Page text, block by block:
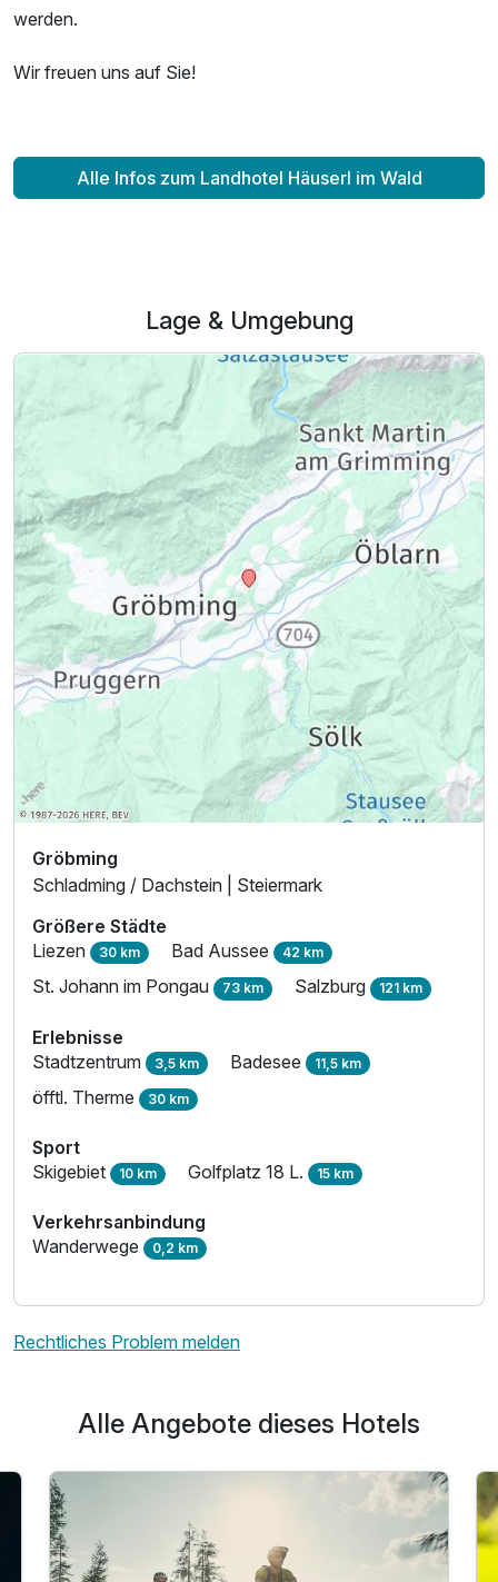
werden.
Wir freuen uns auf Sie!
Alle Infos zum Landhotel Häuserl im Wald
Lage & Umgebung
Gröbming
Schladming / Dachstein | Steiermark
Größere Städte
Liezen 30 km Bad Aussee 42 km
St. Johann im Pongau 73 km Salzburg 121 km
Erlebnisse
Stadtzentrum 3,5 km Badesee 11,5 km
öfftl. Therme 30 km
Sport
Skigebiet 10 km Golfplatz 18 L. 15 km
Verkehrsanbindung
Wanderwege 0,2 km
Rechtliches Problem melden
Alle Angebote dieses Hotels